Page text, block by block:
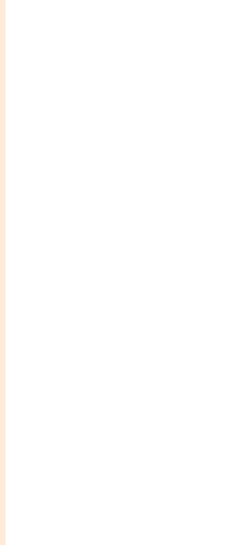
Uang Baru di
(Umum, BNI,
dan BSI) 2026!
lalu
Mangkuluhur:
Belakang
Bisnisnya